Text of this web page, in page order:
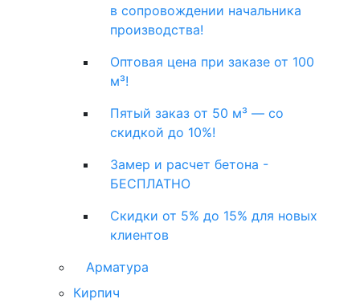
в сопровождении начальника
производства!
Оптовая цена при заказе от 100
м³!
Пятый заказ от 50 м³ — со
скидкой до 10%!
Замер и расчет бетона -
БЕСПЛАТНО
Скидки от 5% до 15% для новых
клиентов
Арматура
Кирпич